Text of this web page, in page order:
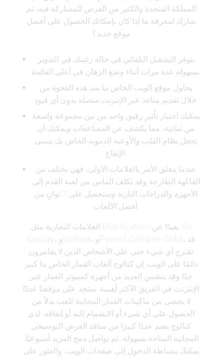
المملكة المتحدة والكثير من الفرص للمشاركة فيه، ثم
شارك لمعرفة ما إذا كان بإمكانك الحصول على أفضل
موقع جديد؟
يتوفر التشغيل التلقائي في حالة رغبتك في التدوير
بسهولة عدة مرات أثناء وضع الرهان في أعلى القائمة.
يحاول موقع الويب الخاص بنا سد هذه الفجوة من
خلال تقديم منافذ عبر الإنترنت متصلة بدون أي قيود.
يمكنك اختيار تأثير رقيق واحد من بين مجموعة واسعة
من ثمانية، مما يكشف عن المضاعفات ويمكنك أن
تجعل نظام القلب والأوعية الدموية الخاص بك ينسى
الإيقاع.
عندما يتعلق الأمر بالعلامات الأولى، فهي تختلف من
الفاكهة الطازجة وقد تكلف الماس من لعبة القدم إلى
الأجهزة والدراجات النارية وستحصل على 7 ثوانٍ من
أفضل الألعاب.
العلامات التجارية مثل Publication بعيدًا عن Ra
Luxury، وSphinx، وFowwl Gamble Gold، قد
تقترح أي شيء حتى على الأشخاص الذين لا يقامرون
دائمًا على الويب. إن كتالوج ألعاب القمار الخاص بنا كبير
جدًا وقد يتضمن العديد من أجهزة كمبيوتر القمار عبر
الإنترنت في الفريق الأكثر أهمية. ستجد على موقعنا عددًا
لا يحصى من ماكينات القمار المجانية للعب بدلاً من
الحصول على أي شيء أو الانضمام إليه أو إنفاقه. لدي
كتالوج يضم عددًا كبيرًا من منافذ العرض التوضيحي
المجانية المتاحة بسهولة، ثم نواصل دمج المزيد أسبوعيًا.
يمكنك ببساطة الدخول إلى صفحات الويب، والعثور على